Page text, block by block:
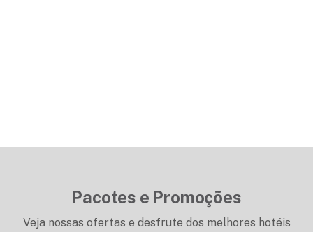
Pacotes e Promoções
Veja nossas ofertas e desfrute dos melhores hotéis